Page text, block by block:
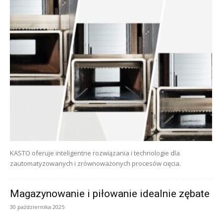
KASTO oferuje inteligentne rozwiązania i technologie dla
zautomatyzowanych i zrównoważonych procesów cięcia.
Magazynowanie i piłowanie idealnie zębate
30 października 2025